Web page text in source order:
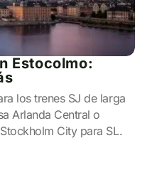
Estocolmo:
los trenes SJ de larga
Arlanda Central o
City para SL.